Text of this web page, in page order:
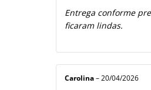
Entrega conforme
ficaram lindas.
Carolina – 20/04/2026